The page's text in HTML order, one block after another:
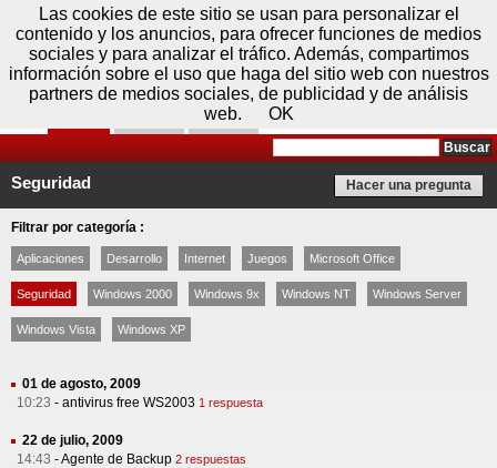
Videos
Seguridad Hacer una pregunta
Filtrar por categoría :
Aplicaciones Desarrollo Internet Juegos Microsoft Office
Seguridad Windows 2000 Windows 9x Windows NT Windows Server
Windows Vista Windows XP
01 de agosto, 2009
10:23 - antivirus free WS2003 1 respuesta
22 de julio, 2009
14:43 -Agente de Backup 2 respuestas
Sábado 08 de agosto - 09:23 Registrar Conectar
Las cookies de este sitio se usan para personalizar el
contenido y los anuncios, para ofrecer funciones de medios
sociales y para analizar el tráfico. Además, compartimos
información sobre el uso que haga del sitio web con nuestros
partners de medios sociales, de publicidad y de análisis
web.
OK